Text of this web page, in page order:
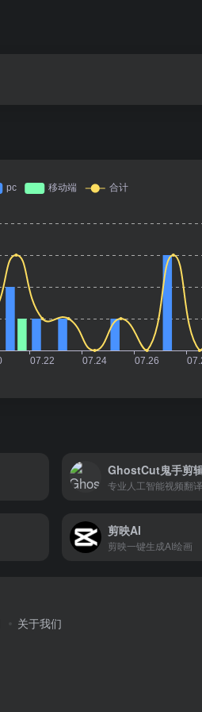
GhostCut鬼手剪
专业人工智能视频翻
剪映AI
剪映一键生成AI绘画
关于我们